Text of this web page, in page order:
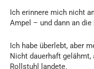
Ich erinnere mich nicht
Ampel – und dann an die
Ich habe überlebt, aber
Nicht dauerhaft
Rollstuhl landete.